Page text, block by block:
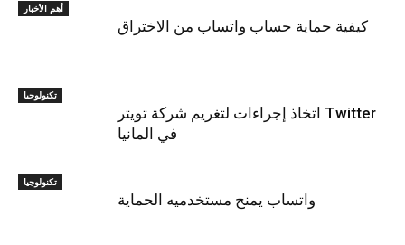
أهم الأخبار
كيفية حماية حساب واتساب من الاختراق
تكنولوجيا
اتخاذ إجراءات لتغريم شركة تويتر Twitter
في المانيا
تكنولوجيا
واتساب يمنح مستخدميه الحماية